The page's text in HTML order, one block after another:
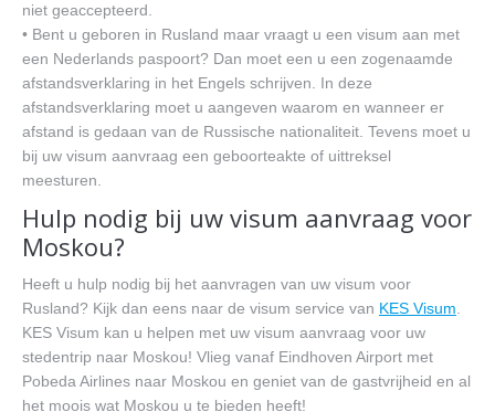
niet geaccepteerd.
• Bent u geboren in Rusland maar vraagt u een visum aan met
een Nederlands paspoort? Dan moet een u een zogenaamde
afstandsverklaring in het Engels schrijven. In deze
afstandsverklaring moet u aangeven waarom en wanneer er
afstand is gedaan van de Russische nationaliteit. Tevens moet u
bij uw visum aanvraag een geboorteakte of uittreksel
meesturen.
Hulp nodig bij uw visum aanvraag voor
Moskou?
Heeft u hulp nodig bij het aanvragen van uw visum voor
Rusland? Kijk dan eens naar de visum service van KES Visum.
KES Visum kan u helpen met uw visum aanvraag voor uw
stedentrip naar Moskou! Vlieg vanaf Eindhoven Airport met
Pobeda Airlines naar Moskou en geniet van de gastvrijheid en al
het moois wat Moskou u te bieden heeft!